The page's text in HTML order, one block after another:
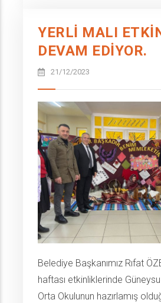
YERLİ MALI
DEVAM EDİYOR.
21/12/2023
Belediye Başkanımız Rıfat
haftası etkinliklerinde
Orta Okulunun hazırlamış